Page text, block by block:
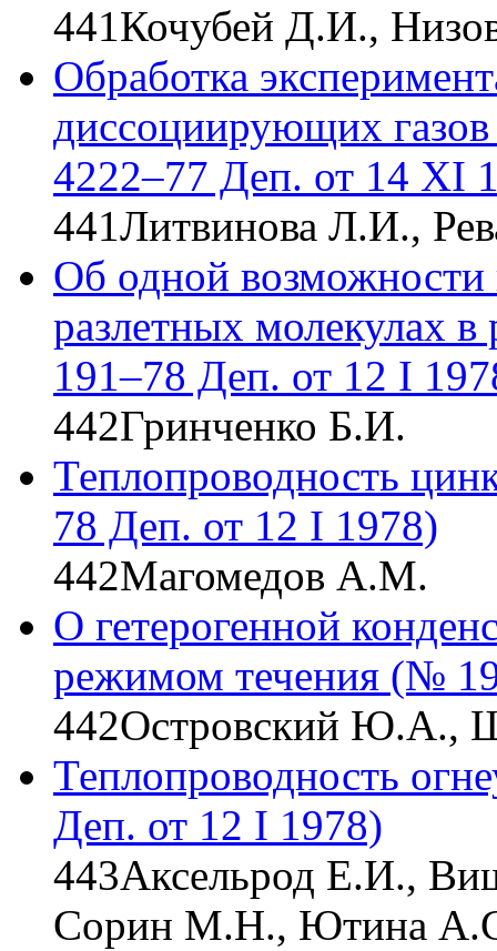
441Кочубей Д.И.,
Обработка
диссоциирующих
4222–77 Деп. от 14 XI
441Литвинова Л.И.,
Об одной возможности
разлетных молекулах
191–78 Деп. от 12 I
442Гринченко Б.И.
Теплопроводность
78 Деп. от 12 I 1978)
442Магомедов А.М.
О гетерогенной
режимом течения (№
442Островский Ю.А.,
Теплопроводность
Деп. от 12 I 1978)
443Аксельрод Е.И.,
Сорин М.Н., Ютина